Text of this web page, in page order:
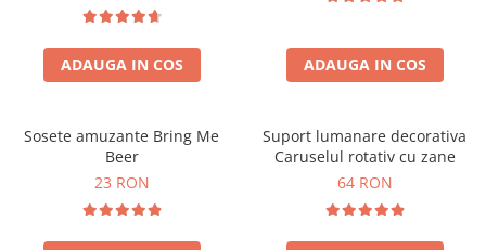
ADAUGA IN COS ADAUGA IN COS
Sosete amuzante Bring Me
Beer
23 RON
Suport lumanare decorativa
Caruselul rotativ cu zane
64 RON